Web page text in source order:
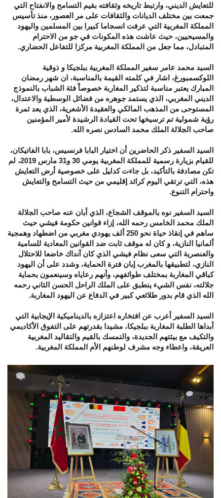
للتعايش الديني، وارتبط تاريخه وثقافته بقيم التسامح والانفتاح التي
جمعت بين مختلف الديانات والثقافات على مر العصور، منذ تأسيس
المملكة المغربية التي عرفت انسجاما كبيرا بين المسلمين واليهود
والمسيحيين، حيث عاشت هذه المكونات في جو من الاحترام
المتبادل، مما جعل من المملكة المغربية مركزا للتفاعل الحضاري.
السيد محمد عامر سفير المملكة المغربية ببلجيكا و ذوقية
اللوكسمبورغ، اشار في كلمته القيمة بالمناسبة، ان شهر رمضان
المبارك يعتبر مناسبة لتذكير المغاربة خصوصاً فئة الشباب بالنموذج
الديني المغربي، الذي يستمد جوهره من فضائل الوسطية والاعتدال،
المستوحى من المذهب المالكي والعقيدة الأشعرية، الذي يعد ثمرة
رؤية شمولية تم ترسيخها تحت القيادة الرشيدة لأمير المؤمنين
صاحب الجلالة الملك محمد السادس نصره الله.
السيد السفير ذكر الحاضرين أن اختيار البابا فرنسيس، بابا الفاتيكان،
للقيام بزيارة رسمية للمملكة المغربية يومي 30 و31 مارس 2019، لم
تكن مصادفة بالتأكيد، بل جاءت كدليل على خصوصية أرض التعايش
هذه، التي ترتقي اليوم كرائد إقليمي من حيث التسامح والتعايش
واحترام التنوع.
السيد السفير نوه بالموقف الشجاع، الذي أبان عنه صاحب الجلالة
الملك محمد الخامس رحمه الله، إزاء قوانين حكومة فيشي حيث
ساهم في إنقاذ حياة نحو 250 ألف يهودي مغربي من اضطهاد وهمجية
ألمانيا النازية، و كان له موقف ثابت ضد القوانين المعادية للسامية
والعنصرية التي سعى نظام فيشي الذي كان آنداك خاضعا للاحتلال
النازي، لتطبيقها بالمغرب إبان فترة الحماية، وشدد على أن اليهود
كباقي المغاربة بمختلف طوائفهم، وأنهم رعاياه وسينعمون بحماية
جلالته، نفس الشيء ينطبق على الملك الراحل الحسن الثاني رحمه
الله الذي قام بدور طلائعي كبير في الدفاع عن اليهود المغاربة.
السيد السفير أعرب عن افتخاره اعتزازه بالديناميكية الإيجابية التي
أبداها الطلبة المغاربة ببلجيكا، مشيدا بقدرتهم على التفوق الأكاديمي
والتكيف مع بيئتهم الجديدة، والتمسك بالقيم والتقاليد المغربية
العريقة، واعطاء وجه مشرف لوطنهم الأم المملكة المغربية.